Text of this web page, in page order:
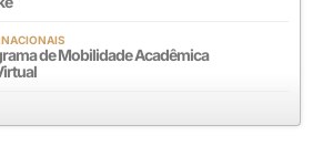
de Mobilidade Acadêmica